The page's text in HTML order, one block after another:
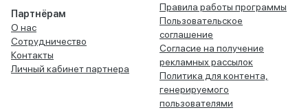
Партнёрам
О нас
Сотрудничество
Контакты
Личный кабинет партнера
Правила работы программы
Пользовательское
соглашение
Согласие на получение
рекламных рассылок
Политика для контента,
генерируемого
пользователями